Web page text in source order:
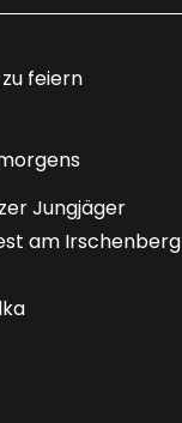
feiern
Jungjäger
am Irschenberg